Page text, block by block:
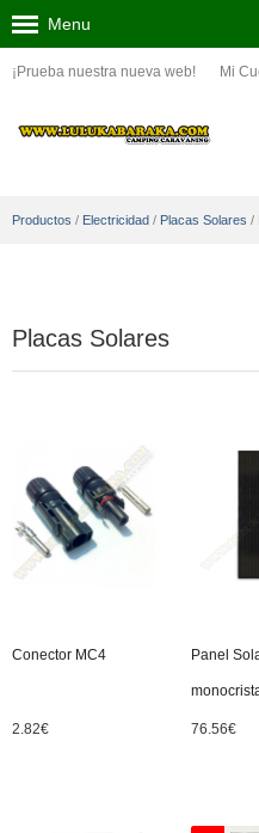
¡Prueba nuestra nueva web! Mi
Menu
Productos / Electricidad / Placas Solares /
Placas Solares
Conector MC4
2.82€
Panel
76.56€